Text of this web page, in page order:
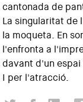
cantonada de
La singularitat de
la moqueta. En
l'enfronta a
davant d'un
I per l'atracció.